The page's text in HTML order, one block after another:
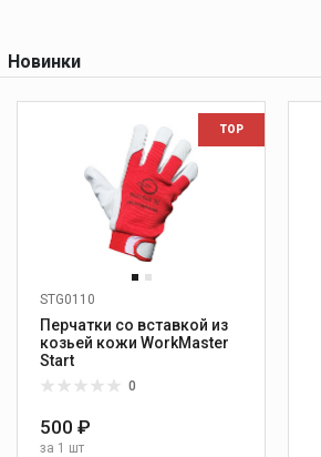
Новинки
TOP
STG0110
Перчатки со вставкой из
козьей кожи WorkMaster
Start
0
500 ₽
за 1 шт